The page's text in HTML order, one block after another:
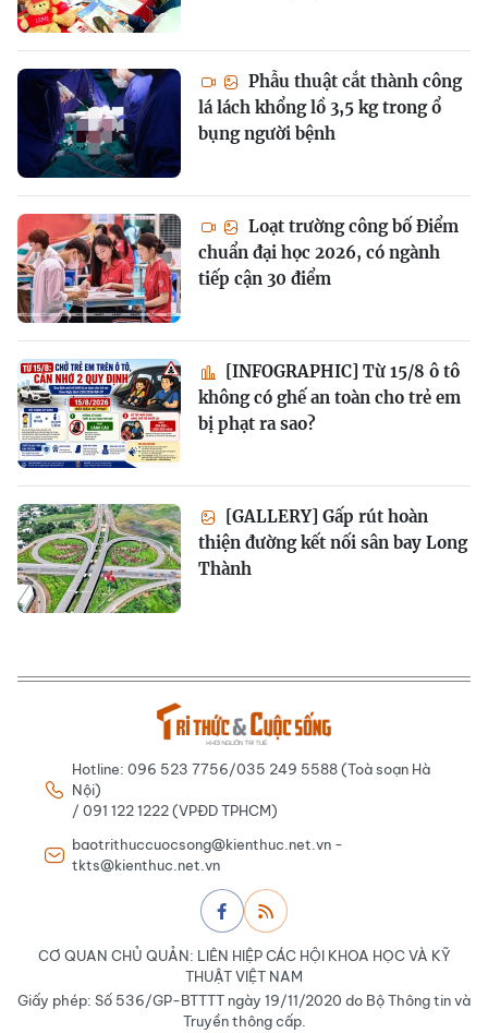
Phẫu thuật cắt thành công
lá lách khổng lồ 3,5 kg trong ổ
bụng người bệnh
Loạt trường công bố Điểm
chuẩn đại học 2026, có ngành
tiếp cận 30 điểm
[INFOGRAPHIC] Từ 15/8 ô tô
không có ghế an toàn cho trẻ em
bị phạt ra sao?
[GALLERY] Gấp rút hoàn
thiện đường kết nối sân bay Long
Thành
Hotline: 096 523 7756/035 249 5588 (Toà soạn Hà
Nội)
/ 091 122 1222 (VPĐD TPHCM)
baotrithuccuocsong@kienthuc.net.vn -
tkts@kienthuc.net.vn
CƠ QUAN CHỦ QUẢN: LIÊN HIỆP CÁC HỘI KHOA HỌC VÀ KỸ
THUẬT VIỆT NAM
Giấy phép: Số 536/GP-BTTTT ngày 19/11/2020 do Bộ Thông tin và
Truyền thông cấp.